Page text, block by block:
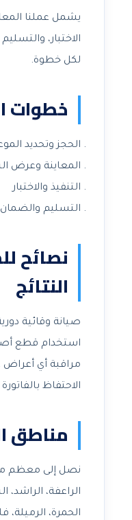
يشمل عملنا
الاختبار،
لكل خطوة.
خطوات
الحجز وتحديد
المعاينة وعرض
التنفيذ والاختبار
التسليم والضمان
نصائح
النتائج
صيانة وقائية
استخدام قطع
مراقبة أي أعراض
الاحتفاظ
مناطق
نصل إلى معظم
الراعفة، الراشد،
الحمرة، الرميلة،